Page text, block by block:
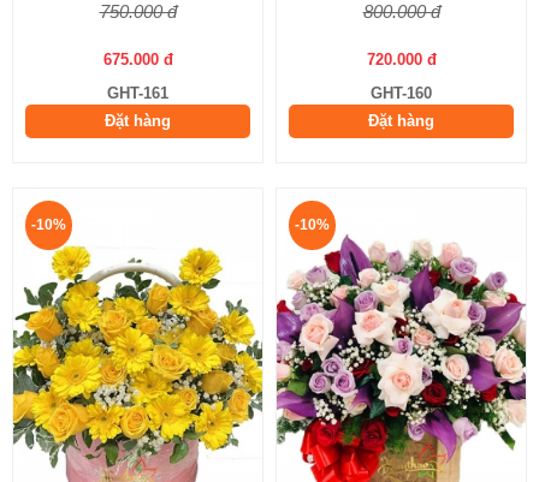
750.000 đ
675.000 đ
GHT-161
Đặt hàng
800.000 đ
720.000 đ
GHT-160
Đặt hàng
-10% -10%